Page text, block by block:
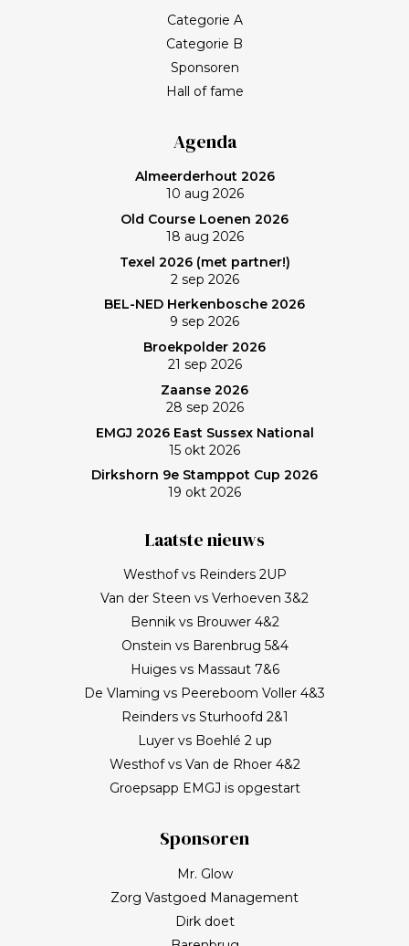
Categorie A
Categorie B
Sponsoren
Hall of fame
Agenda
Almeerderhout 2026
10 aug 2026
Old Course Loenen 2026
18 aug 2026
Texel 2026 (met partner!)
2 sep 2026
BEL-NED Herkenbosche 2026
9 sep 2026
Broekpolder 2026
21 sep 2026
Zaanse 2026
28 sep 2026
EMGJ 2026 East Sussex National
15 okt 2026
Dirkshorn 9e Stamppot Cup 2026
19 okt 2026
Laatste nieuws
Westhof vs Reinders 2UP
Van der Steen vs Verhoeven 3&2
Bennik vs Brouwer 4&2
Onstein vs Barenbrug 5&4
Huiges vs Massaut 7&6
De Vlaming vs Peereboom Voller 4&3
Reinders vs Sturhoofd 2&1
Luyer vs Boehlé 2 up
Westhof vs Van de Rhoer 4&2
Groepsapp EMGJ is opgestart
Sponsoren
Mr. Glow
Zorg Vastgoed Management
Dirk doet